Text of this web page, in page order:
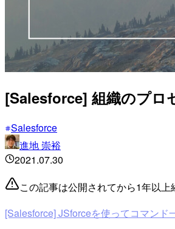
[Salesforce] 組織のプロ
Salesforce
進地 崇裕
2021.07.30
この記事は公開されてから1年以
[Salesforce] JSforceを使ってコマン